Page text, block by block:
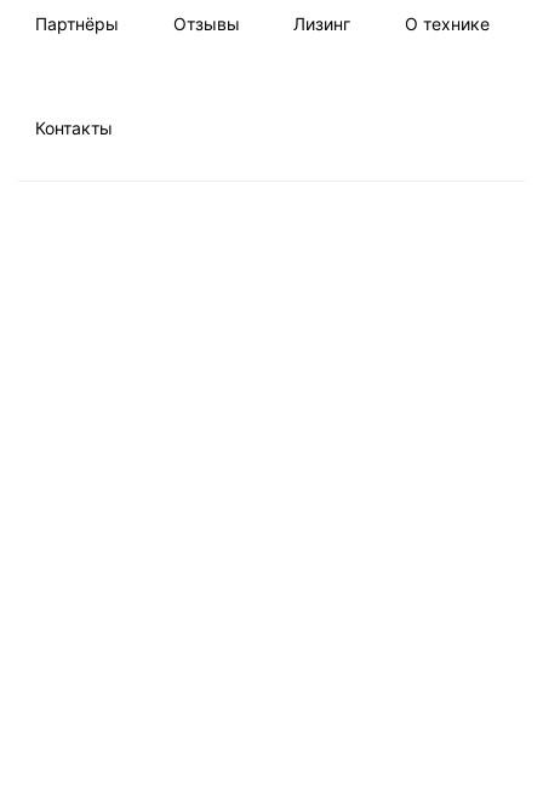
Партнёры Отзывы Лизинг О технике
Контакты